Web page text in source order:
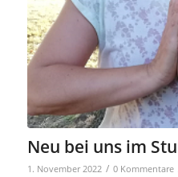
Neu bei uns im
1. November 2022 / 0 Kommentare